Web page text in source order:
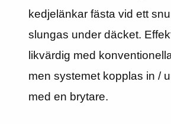
kedjelänkar fästa vid ett
slungas under däcket.
likvärdig med
men systemet kopplas in /
med en brytare.